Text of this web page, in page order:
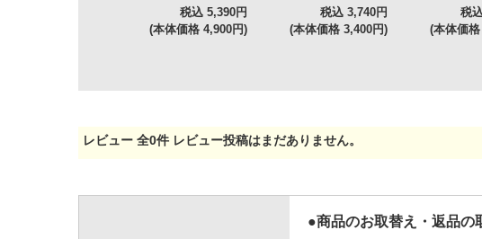
税込 5,390円
(本体価格 4,900円)
税込 3,740円
(本体価格 3,400円)
税
(本体価
レビュー 全0件 レビュー投稿はまだありません。
●商品のお取替え・返品の